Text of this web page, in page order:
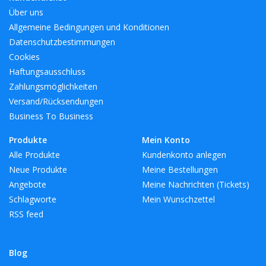
Über uns
Allgemeine Bedingungen und Konditionen
Datenschutzbestimmungen
Cookies
Haftungsausschluss
Zahlungsmöglichkeiten
Versand/Rücksendungen
Business To Business
Produkte
Alle Produkte
Neue Produkte
Angebote
Schlagworte
RSS feed
Blog
Mein Konto
Kundenkonto anlegen
Meine Bestellungen
Meine Nachrichten (Tickets)
Mein Wunschzettel